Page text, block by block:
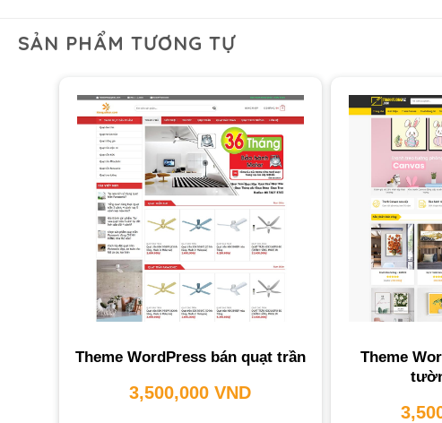
SẢN PHẨM TƯƠNG TỰ
Theme WordPress bán quạt trần
3,500,000VND
Theme